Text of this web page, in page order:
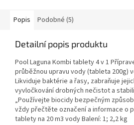
Popis Podobné (5)
Detailní popis produktu
Pool Laguna Kombi tablety 4 v 1
průběžnou upravu vody (tableta 200g)
Likviduje baktérie a řasy, zabraňuje
vyvločkování drobných nečistot a
„Používejte biocidy bezpečným
vždy přečtěte označení a informace o
tablety na 20 m3 vody Balení: 1; 2,2 kg